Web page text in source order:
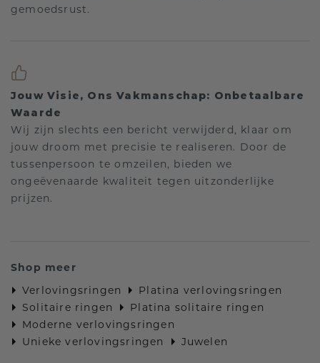
gemoedsrust.
Jouw Visie, Ons Vakmanschap: Onbetaalbare
Waarde
Wij zijn slechts een bericht verwijderd, klaar om
jouw droom met precisie te realiseren. Door de
tussenpersoon te omzeilen, bieden we
ongeëvenaarde kwaliteit tegen uitzonderlijke
prijzen.
Shop meer
Verlovingsringen
Platina verlovingsringen
Solitaire ringen
Platina solitaire ringen
Moderne verlovingsringen
Unieke verlovingsringen
Juwelen